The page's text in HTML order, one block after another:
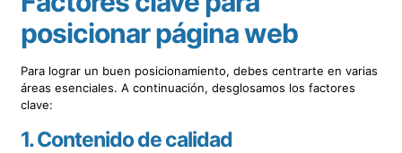
posicionar página web
Para lograr un buen posicionamiento, debes centrarte en varias
áreas esenciales. A continuación, desglosamos los factores
clave:
1.Contenido de calidad